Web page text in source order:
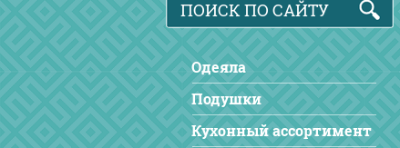
Одеяла
Подушки
Кухонный ассортимент